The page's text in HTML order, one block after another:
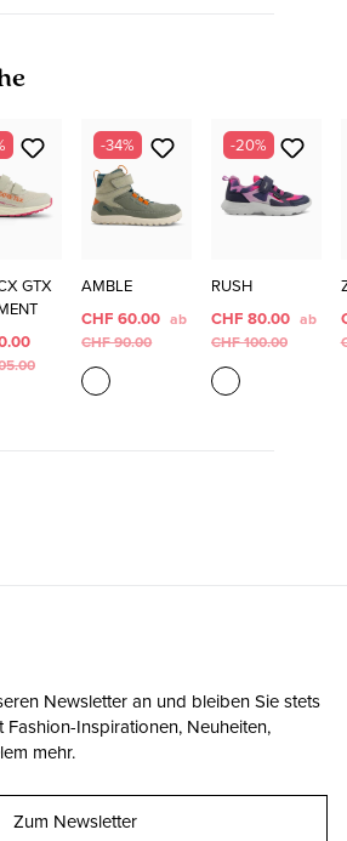
GTX
-34%
AMBLE
CHF 60.00 ab
CHF 90.00
-20%
RUSH
CHF 80.00 ab
CHF 100.00
Newsletter an und bleiben Sie stets
Inspirationen, Neuheiten,
mehr.
Zum Newsletter